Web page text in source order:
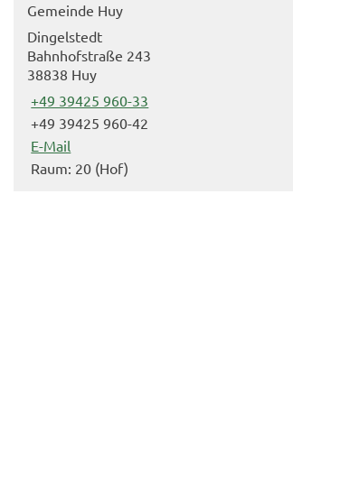
Gemeinde Huy
Dingelstedt
Bahnhofstraße 243
38838 Huy
+49 39425 960-33
+49 39425 960-42
E-Mail
Raum: 20 (Hof)